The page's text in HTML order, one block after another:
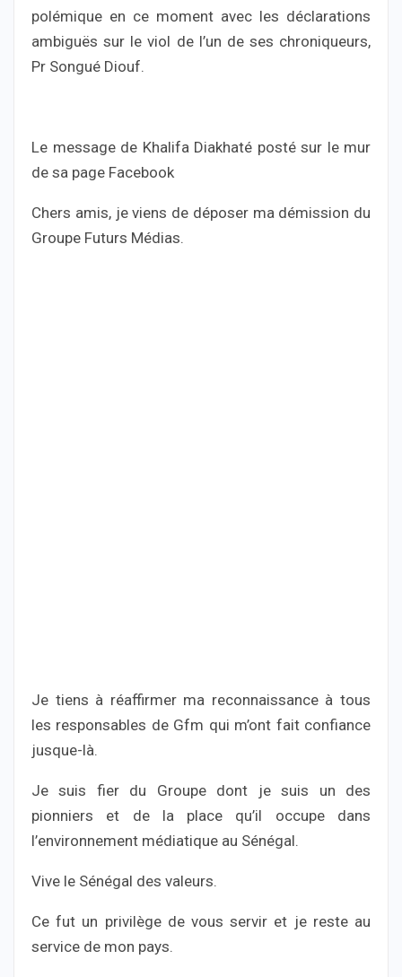
polémique en ce moment avec les déclarations
ambiguës sur le viol de l’un de ses chroniqueurs,
Pr Songué Diouf.
Le message de Khalifa Diakhaté posté sur le mur
de sa page Facebook
Chers amis, je viens de déposer ma démission du
Groupe Futurs Médias.
Je tiens à réaffirmer ma reconnaissance à tous
les responsables de Gfm qui m’ont fait confiance
jusque-là.
Je suis fier du Groupe dont je suis un des
pionniers et de la place qu’il occupe dans
l’environnement médiatique au Sénégal.
Vive le Sénégal des valeurs.
Ce fut un privilège de vous servir et je reste au
service de mon pays.